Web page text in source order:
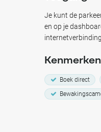
beroemde
Maastricht
max van 2 uur.
zijn ook vaak vol.
Je kunt de
en op je
Kenmerken
Boek direct